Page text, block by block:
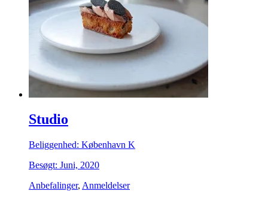
Studio
Beliggenhed: København K
Besøgt: Juni, 2020
Anbefalinger, Anmeldelser